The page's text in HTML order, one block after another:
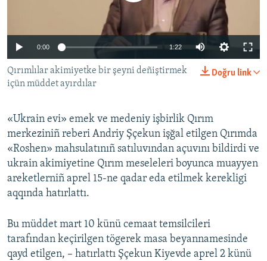
Українською
QOŞULIÑIZ!
RFE/RS bütün saytları
0:00 1:22
Doğru link
Qırımlılar akimiyetke bir şeyni deñiştirmek
içün müddet ayırdılar
«Ukrain evi» emek ve medeniy işbirlik Qırım
merkeziniñ reberi Andriy Şçekun işğal etilgen Qırımda
«Roshen» mahsulatınıñ satıluvından açuvını bildirdi ve
ukrain akimiyetine Qırım meseleleri boyunca muayyen
areketlerniñ aprel 15-ne qadar eda etilmek kerekligi
aqqında hatırlattı.
Bu müddet mart 10 künü cemaat temsilcileri
tarafından keçirilgen tögerek masa beyannamesinde
qayd etilgen, – hatırlattı Şçekun Kiyevde aprel 2 künü